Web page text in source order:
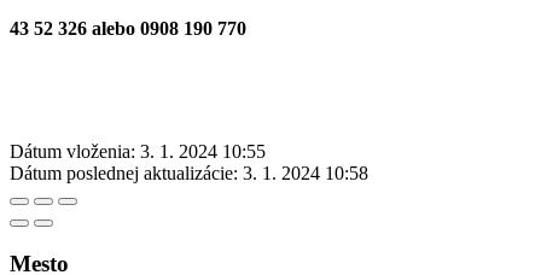
43 52 326 alebo 0908 190 770
Dátum vloženia: 3. 1. 2024 10:55
Dátum poslednej aktualizácie: 3. 1. 2024 10:58
Mesto